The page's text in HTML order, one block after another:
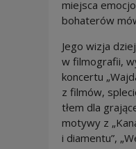
miejsca
bohaterów
Jego wizja
w filmografii,
koncertu
z filmów,
tłem dla
motywy z
i diamentu”,